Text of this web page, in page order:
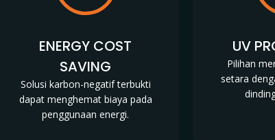
ENERGY COST
SAVING
Solusi karbon-negatif terbukti
dapat menghemat biaya pada
penggunaan energi.
UV
Pilihan
setara